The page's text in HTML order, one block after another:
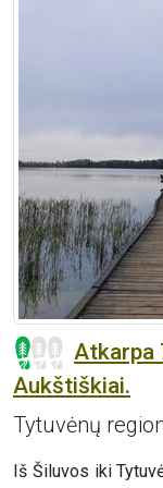
Atkarpa
Aukštiškiai.
Tytuvėnų
Iš Šiluvos iki